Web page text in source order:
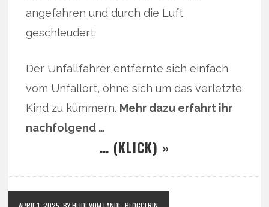
angefahren und durch die Luft
geschleudert.
Der Unfallfahrer entfernte sich einfach
vom Unfallort, ohne sich um das verletzte
Kind zu kümmern. Mehr dazu erfahrt ihr
nachfolgend …
… (KLICK) »